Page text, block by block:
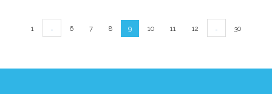
1 6 7 8 9 10 11 12 30